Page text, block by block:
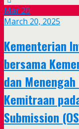
Mar 20
March 20, 2025
Kementerian
bersama
dan
Kemitraan
Submission